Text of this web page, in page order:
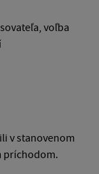
voľba
v stanovenom
príchodom.